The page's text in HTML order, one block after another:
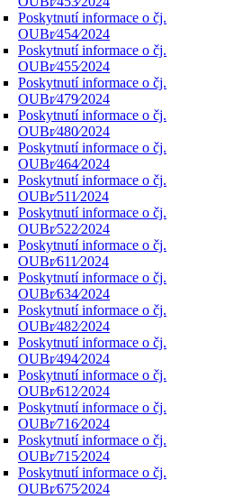
Poskytnutí informace o čj.
OUBr⁄454⁄2024
Poskytnutí informace o čj.
OUBr⁄455⁄2024
Poskytnutí informace o čj.
OUBr⁄479⁄2024
Poskytnutí informace o čj.
OUBr⁄480⁄2024
Poskytnutí informace o čj.
OUBr⁄464⁄2024
Poskytnutí informace o čj.
OUBr⁄511⁄2024
Poskytnutí informace o čj.
OUBr⁄522⁄2024
Poskytnutí informace o čj.
OUBr⁄611⁄2024
Poskytnutí informace o čj.
OUBr⁄634⁄2024
Poskytnutí informace o čj.
OUBr⁄482⁄2024
Poskytnutí informace o čj.
OUBr⁄494⁄2024
Poskytnutí informace o čj.
OUBr⁄612⁄2024
Poskytnutí informace o čj.
OUBr⁄716⁄2024
Poskytnutí informace o čj.
OUBr⁄715⁄2024
Poskytnutí informace o čj.
OUBr⁄675⁄2024